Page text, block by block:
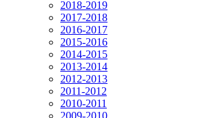
2018-2019
2017-2018
2016-2017
2015-2016
2014-2015
2013-2014
2012-2013
2011-2012
2010-2011
2009-2010